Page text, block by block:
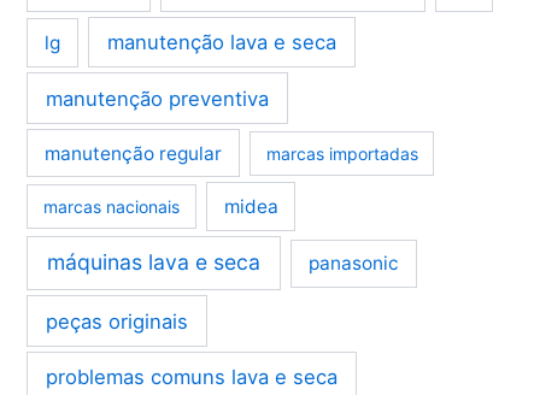
lg manutenção lava e seca
manutenção preventiva
manutenção regular marcas importadas
marcas nacionais midea
máquinas lava e seca panasonic
peças originais
problemas comuns lava e seca